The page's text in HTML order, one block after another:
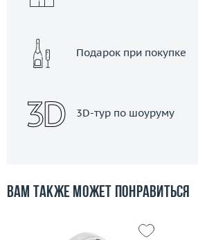
Подарок при покупке
3D-тур по шоуруму
Вам также может понравиться